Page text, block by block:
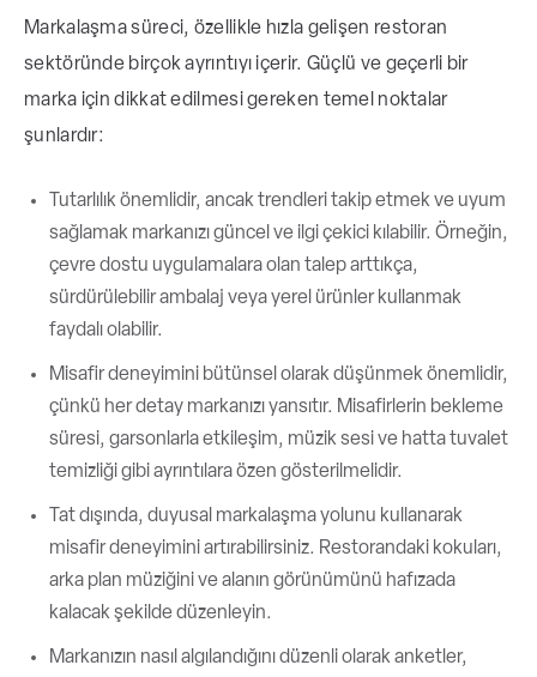
Markalaşma süreci, özellikle hızla gelişen restoran
sektöründe birçok ayrıntıyı içerir. Güçlü ve geçerli bir
marka için dikkat edilmesi gereken temel noktalar
şunlardır:
Tutarlılık önemlidir, ancak trendleri takip etmek ve uyum
sağlamak markanızı güncel ve ilgi çekici kılabilir. Örneğin,
çevre dostu uygulamalara olan talep arttıkça,
sürdürülebilir ambalaj veya yerel ürünler kullanmak
faydalı olabilir.
Misafir deneyimini bütünsel olarak düşünmek önemlidir,
çünkü her detay markanızı yansıtır. Misafirlerin bekleme
süresi, garsonlarla etkileşim, müzik sesi ve hatta tuvalet
temizliği gibi ayrıntılara özen gösterilmelidir.
Tat dışında, duyusal markalaşma yolunu kullanarak
misafir deneyimini artırabilirsiniz. Restorandaki kokuları,
arka plan müziğini ve alanın görünümünü hafızada
kalacak şekilde düzenleyin.
Markanızın nasıl algılandığını düzenli olarak anketler,